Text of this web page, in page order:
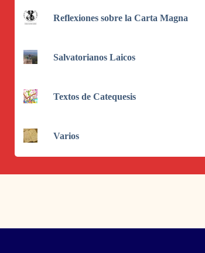
Reflexiones sobre la Carta Magna
Salvatorianos Laicos
Textos de Catequesis
Varios